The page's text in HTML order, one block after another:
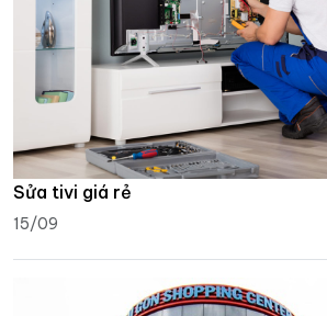
Sửa tivi giá rẻ
15/09